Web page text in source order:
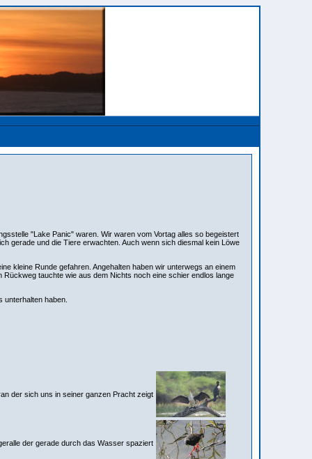
"Lake Panic" waren. Wir waren vom Vortag alles so begeistert
gerade und die Tiere erwachten. Auch wenn sich diesmal kein Löwe
kleine Runde gefahren. Angehalten haben wir unterwegs an einem
tauchte wie aus dem Nichts noch eine schier endlos lange
haben.
der sich uns in seiner ganzen Pracht zeigt
der gerade durch das Wasser spaziert